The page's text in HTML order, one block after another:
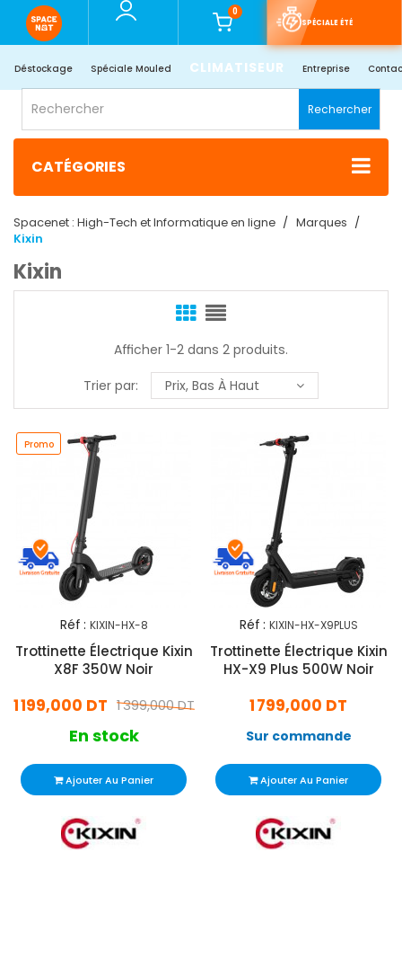
0
SPÉCIALE ÉTÉ
Déstockage Spéciale Mouled CLIMATISEUR Entreprise
Rechercher
CATÉGORIES
Spacenet : High-Tech et Informatique en ligne
Marques
Kixin
Kixin
Afficher 1-2 dans 2 produits.
Trier par:
Prix, Bas À Haut
Promo
Réf : KIXIN-HX-8
Trottinette Électrique Kixin
X8F 350W Noir
1 399,000 DT
1 199,000 DT
En stock
Ajouter Au Panier
Réf : KIXIN-HX-X9PLUS
Trottinette Électrique Kixin
HX-X9 Plus 500W Noir
1 799,000 DT
Sur commande
Ajouter Au Panier